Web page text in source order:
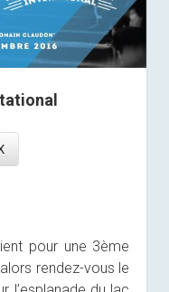
pour une 3ème
rendez-vous le